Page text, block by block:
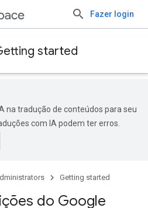
Fazer login
started
na tradução de conteúdos para seu
com IA podem ter erros.
Getting started
do Google